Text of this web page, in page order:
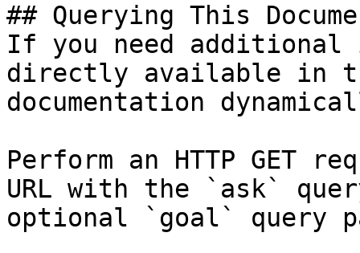
## Querying This
If you need
directly available in
documentation
Perform an HTTP GET
URL with the `ask`
optional `goal` query